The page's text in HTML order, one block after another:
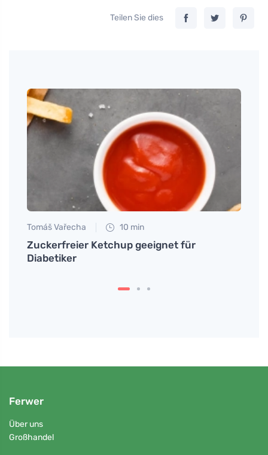
Teilen Sie dies
Tomáš Vařecha 10 min
Zuckerfreier Ketchup geeignet für
Diabetiker
Ferwer
Über uns
Großhandel